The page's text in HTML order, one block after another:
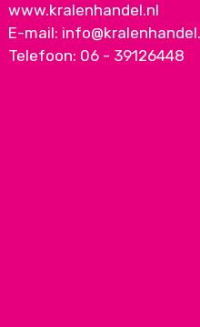
www.kralenhandel.nl
E-mail:
Telefoon: 06 - 39126448